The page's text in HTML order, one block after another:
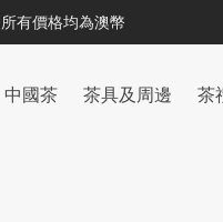
所有價格均為澳幣
中國茶 茶具及周邊 茶